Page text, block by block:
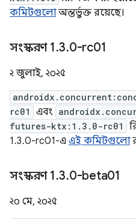
কমিটগুলোঅন্তর্ভুক্ত রয়েছে।
সংস্করণ 1.3.0-rc01
২ জুলাই, ২০২৫
rc01
এবং
futures-ktx:1.3.0-rc01
1.3.0-rc01-এ এই কমিটগুলো
সংস্করণ 1.3.0-beta01
২০ মে, ২০২৫